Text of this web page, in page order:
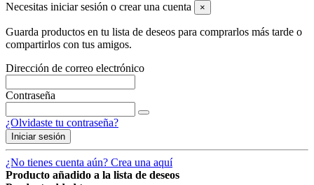
Necesitas iniciar sesión o crear una cuenta ×
Guarda productos en tu lista de deseos para comprarlos más tarde o
compartirlos con tus amigos.
Dirección de correo electrónico
Contraseña
¿Olvidaste tu contraseña?
Iniciar sesión
¿No tienes cuenta aún? Crea una aquí
Producto añadido a la lista de deseos